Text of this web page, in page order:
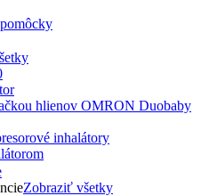
Zobraziť všetky